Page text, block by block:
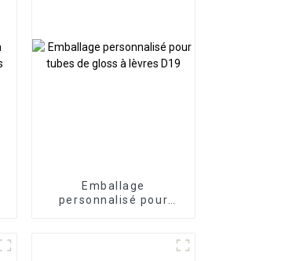
Emballage
personnalisé pour